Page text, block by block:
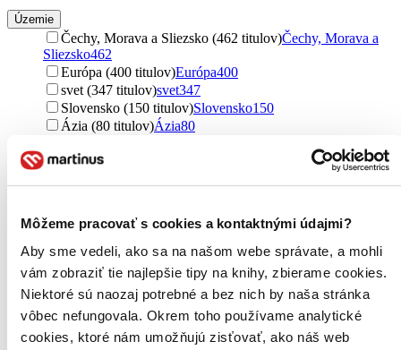
Môžeme pracovať s cookies a kontaktnými údajmi?
Aby sme vedeli, ako sa na našom webe správate, a mohli
vám zobraziť tie najlepšie tipy na knihy, zbierame cookies.
Niektoré sú naozaj potrebné a bez nich by naša stránka
vôbec nefungovala. Okrem toho používame analytické
cookies, ktoré nám umožňujú zisťovať, ako náš web
Územie
Čechy, Morava a Sliezsko (462 titulov)Čechy, Morava a
Sliezsko462
Európa (400 titulov)Európa400
svet (347 titulov)svet347
Slovensko (150 titulov)Slovensko150
Ázia (80 titulov)Ázia80
Československo (42 titulov)
42
Afrika (14 titulov)
Afrika
Orient (11 titulov)Orient11
Egypt (7 titulov)Egypt 7
Rusko (4 tituly)Rusko 4
Uruguay (1 titul)
Uruguay
Vydavateľstvo